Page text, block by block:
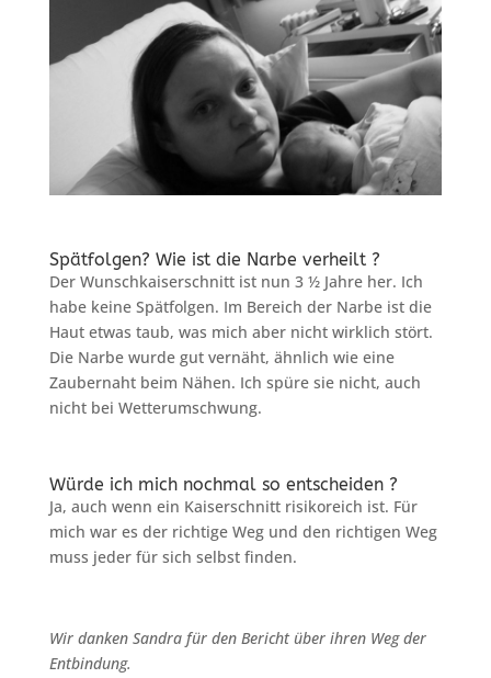
Spätfolgen? Wie ist die Narbe verheilt ?
Der Wunschkaiserschnitt ist nun 3 ½ Jahre her. Ich
habe keine Spätfolgen. Im Bereich der Narbe ist die
Haut etwas taub, was mich aber nicht wirklich stört.
Die Narbe wurde gut vernäht, ähnlich wie eine
Zaubernaht beim Nähen. Ich spüre sie nicht, auch
nicht bei Wetterumschwung.
Würde ich mich nochmal so entscheiden ?
Ja, auch wenn ein Kaiserschnitt risikoreich ist. Für
mich war es der richtige Weg und den richtigen Weg
muss jeder für sich selbst finden.
Wir danken Sandra für den Bericht über ihren Weg der
Entbindung.